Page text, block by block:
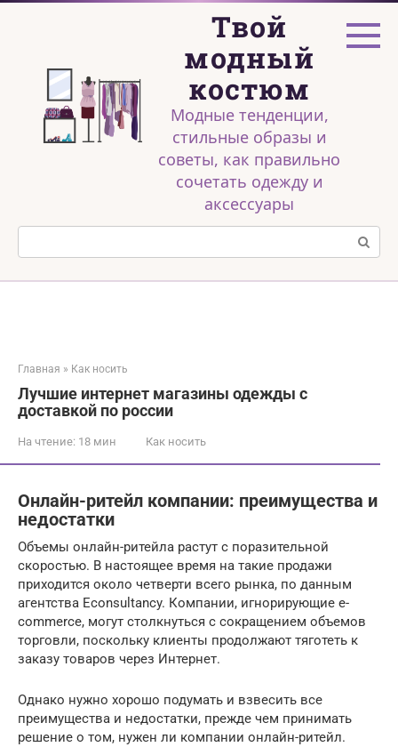
Перейти
Твой
модный
костюм
Модные тенденции,
стильные образы и
советы, как правильно
сочетать одежду и
аксессуары
Поиск:
Главная » Как носить
Лучшие интернет магазины одежды с
доставкой по россии
На чтение: 18 мин Как носить
Онлайн-ритейл компании: преимущества и
недостатки
Объемы онлайн-ритейла растут с поразительной
скоростью. В настоящее время на такие продажи
приходится около четверти всего рынка, по данным
агентства Econsultancy. Компании, игнорирующие e-
commerce, могут столкнуться с сокращением объемов
торговли, поскольку клиенты продолжают тяготеть к
заказу товаров через Интернет.
Однако нужно хорошо подумать и взвесить все
преимущества и недостатки, прежде чем принимать
решение о том, нужен ли компании онлайн-ритейл.